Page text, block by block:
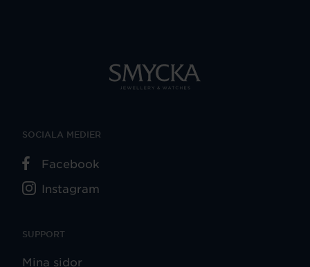
SUPPORT
Mina sidor
SOCIALA MEDIER
Facebook
Instagram